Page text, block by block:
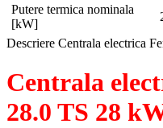
Putere termica nominala
[kW]
Descriere Centrala electrica
Centrala
28.0 TS 28